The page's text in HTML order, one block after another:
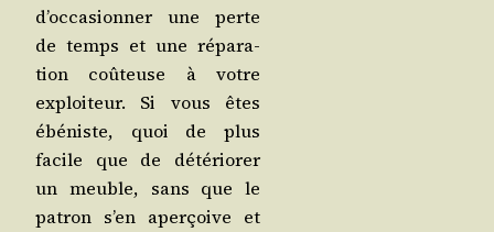
d’occasionner une perte
de temps et une répa­ra­
tion coû­teuse à votre
exploi­teur. Si vous êtes
ébé­niste, quoi de plus
facile que de dété­rio­rer
un meuble, sans que le
patron s’en aper­çoive et